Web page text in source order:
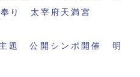
奉り 太宰府天満宮
主題 公開シンポ開催 明